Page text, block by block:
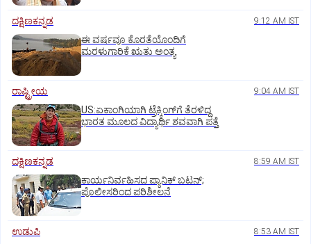
ದಕ್ಷಿಣಕನ್ನಡ 9:12 AM IST
ಈ ವರ್ಷವೂ ಕೊರತೆಯೊಂದಿಗೆ
ಮರಳುಗಾರಿಕೆ ಋತು ಅಂತ್ಯ
ರಾಷ್ಟ್ರೀಯ 9:04 AM IST
US:ಏಕಾಂಗಿಯಾಗಿ ಟ್ರೆಕ್ಕಿಂಗ್‌ಗೆ ತೆರಳಿದ್ದ
ಭಾರತ ಮೂಲದ ವಿದ್ಯಾರ್ಥಿ ಶವವಾಗಿ ಪತ್ತೆ
ದಕ್ಷಿಣಕನ್ನಡ 8:59 AM IST
ಕಾರ್ಯನಿರ್ವಹಿಸದ ಪ್ಯಾನಿಕ್‌ ಬಟನ್‌;
ಪೊಲೀಸರಿಂದ ಪರಿಶೀಲನೆ
ಉಡುಪಿ 8:53 AM IST